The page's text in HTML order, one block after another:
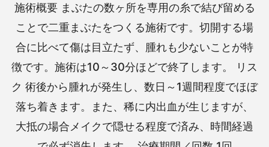
施術概要 まぶたの数ヶ所を専用の糸で結び留める
ことで二重まぶたをつくる施術です。切開する場
合に比べて傷は目立たず、腫れも少ないことが特
徴です。施術は10～30分ほどで終了します。 リス
ク 術後から腫れが発生し、数日～1週間程度でほぼ
落ち着きます。また、稀に内出血が生じますが、
大抵の場合メイクで隠せる程度で済み、時間経過